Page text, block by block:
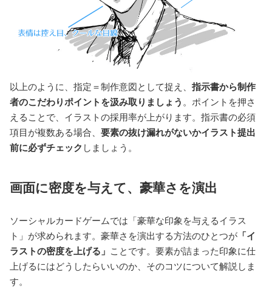
以上のように、指定＝制作意図として捉え、 指示書から制作
者のこだわりポイントを汲み取りましょう 。ポイントを押さ
えることで、イラストの採用率が上がります。指示書の必須
項目が複数ある場合、 要素の抜け漏れがないかイラスト提出
前に必ずチェック しましょう。
画面に密度を与えて、豪華さを演出
ソーシャルカードゲームでは「豪華な印象を与えるイラス
ト」が求められます。豪華さを演出する方法のひとつが 「イ
ラストの密度を上げる」 ことです。要素が詰まった印象に仕
上げるにはどうしたらいいのか、そのコツについて解説しま
す。